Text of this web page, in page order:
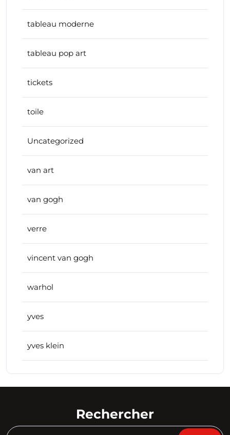
tableau moderne
tableau pop art
tickets
toile
Uncategorized
van art
van gogh
verre
vincent van gogh
warhol
yves
yves klein
Rechercher